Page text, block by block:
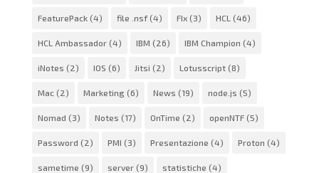
FeaturePack(4) file .nsf(4) FIx(3) HCL (46)
HCL Ambassador(4) IBM (26) IBM Champion (4)
iNotes (2) IOS (6) Jitsi (2) Lotusscript(8)
Mac(2) Marketing(6) News (19) node.js (5)
Nomad (3) Notes (17) OnTime (2) openNTF(5)
Password (2) PMI (3) Presentazione (4) Proton (4)
sametime (9) server(9) statistiche (4)